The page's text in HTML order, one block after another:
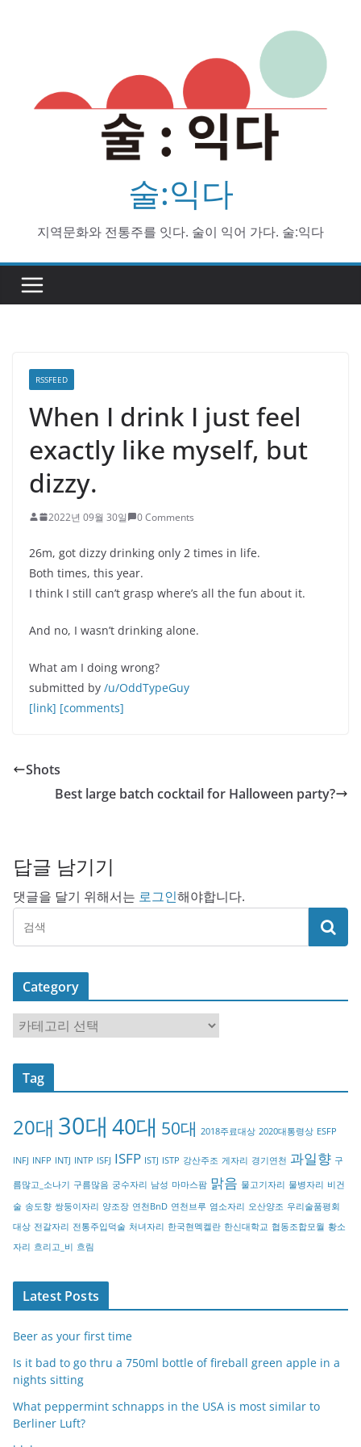
술:익다
지역문화와 전통주를 잇다. 술이 익어 가다. 술:익다
RSSFEED
When I drink I just feel
exactly like myself, but
dizzy.
2022년 09월 30일 0 Comments
26m, got dizzy drinking only 2 times in life.
Both times, this year.
I think I still can’t grasp where’s all the fun about it.
And no, I wasn’t drinking alone.
What am I doing wrong?
submitted by /u/OddTypeGuy
[link] [comments]
Shots
Best large batch cocktail for Halloween party?
답글 남기기
댓글을 달기 위해서는 로그인해야합니다.
Category
a
t
o
y
Tag
20대 30대 40대 50대 2018주료대상 2020대통령상 ESFP
INFJ INFP INTJ INTP ISFJ ISFP ISTJ ISTP 강산주조 게자리 경기연천 과일향 구
름많고_소나기 구름많음 궁수자리 남성 마마스팜 맑음 물고기자리 물병자리 비건
술 송도향 쌍둥이자리 양조장 연천BnD 연천브루 염소자리 오산양조 우리술품평회
대상 전갈자리 전통주입덕술 처녀자리 한국현멕켈란 한신대학교 협동조합모월 황소
자리 흐리고_비 흐림
Latest Posts
Beer as your first time
Is it bad to go thru a 750ml bottle of fireball green apple in a
nights sitting
What peppermint schnapps in the USA is most similar to
Berliner Luft?